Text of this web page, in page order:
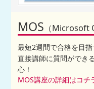
MOS （Microsoft
最短2週間で合格を目
直接講師に質問ができ
心！
MOS講座の詳細はコチ